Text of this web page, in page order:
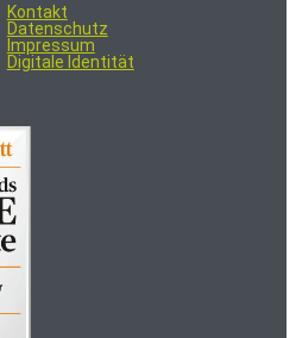
Kontakt
Datenschutz
Impressum
Digitale Identität